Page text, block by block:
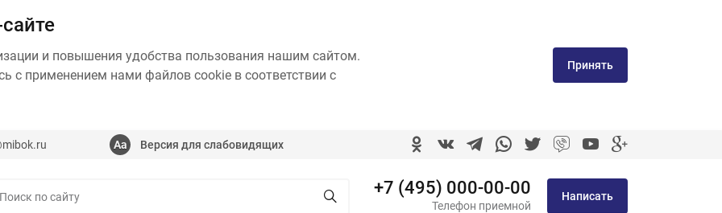
и повышения удобства пользования нашим сайтом.
с применением нами файлов cookie в соответствии с
Принять
Версия для слабовидящих
+7 (495) 000-00-00
Телефон приемной
Написать